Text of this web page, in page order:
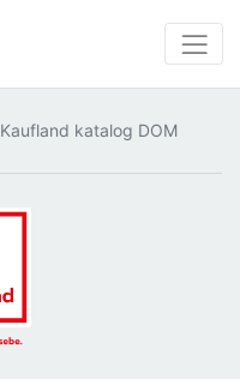
Kaufland katalog DOM